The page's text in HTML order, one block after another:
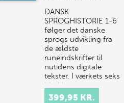
DANSK
SPROGHISTORIE 1-6
følger det danske
sprogs udvikling fra
de ældste
runeindskrifter til
nutidens digitale
tekster. I værkets seks
bind beretter s…
399,95 KR.